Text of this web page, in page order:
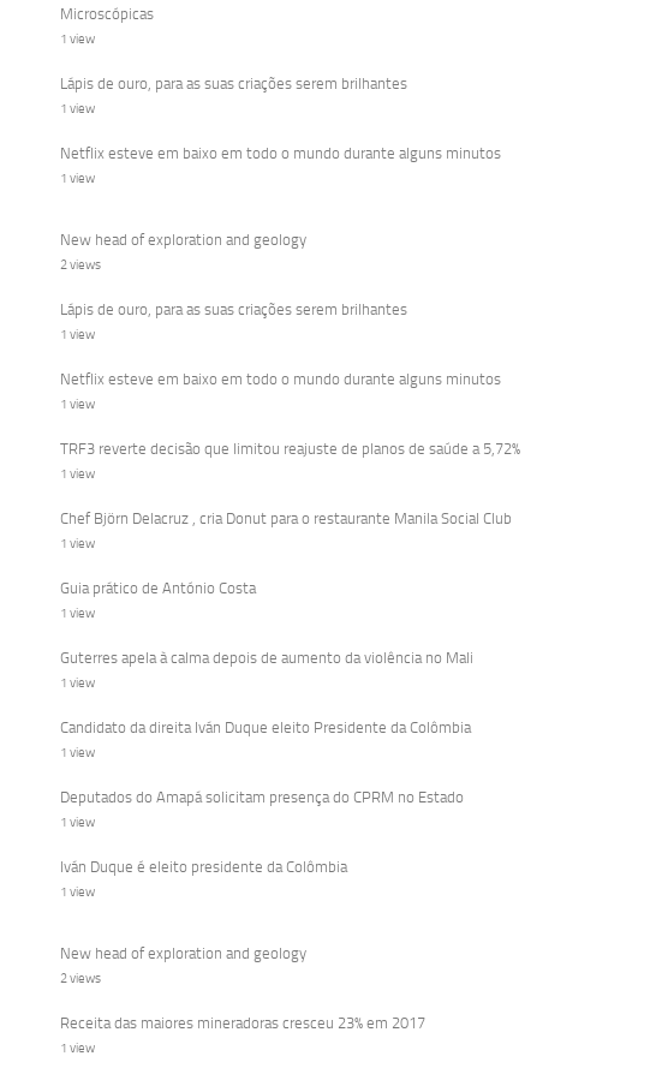
Microscópicas
1 view
Lápis de ouro, para as suas criações serem brilhantes
1 view
Netflix esteve em baixo em todo o mundo durante alguns minutos
1 view
New head of exploration and geology
2 views
Lápis de ouro, para as suas criações serem brilhantes
1 view
Netflix esteve em baixo em todo o mundo durante alguns minutos
1 view
TRF3 reverte decisão que limitou reajuste de planos de saúde a 5,72%
1 view
Chef Björn Delacruz , cria Donut para o restaurante Manila Social Club
1 view
Guia prático de António Costa
1 view
Guterres apela à calma depois de aumento da violência no Mali
1 view
Candidato da direita Iván Duque eleito Presidente da Colômbia
1 view
Deputados do Amapá solicitam presença do CPRM no Estado
1 view
Iván Duque é eleito presidente da Colômbia
1 view
New head of exploration and geology
2 views
Receita das maiores mineradoras cresceu 23% em 2017
1 view